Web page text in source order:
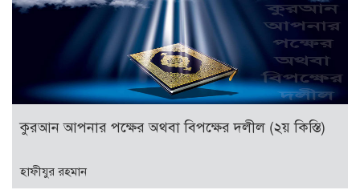
কুরআন আপনার পক্ষের অথবা বিপক্ষের দলীল (২য় কিস্তি)
হাফীযুর রহমান